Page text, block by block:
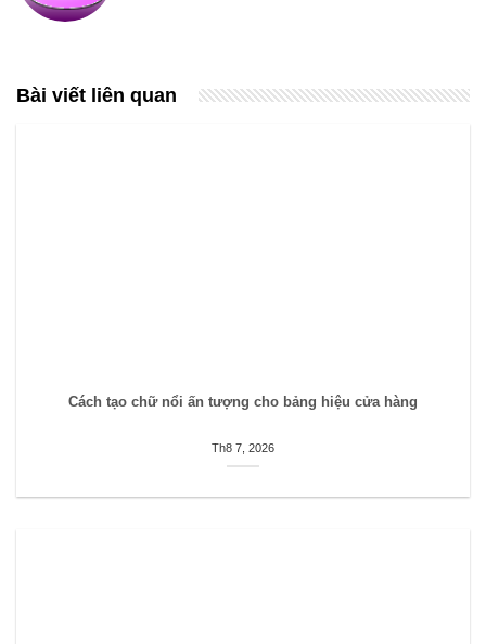
Bài viết liên quan
Cách tạo chữ nổi ấn tượng cho bảng hiệu cửa hàng
Th8 7, 2026